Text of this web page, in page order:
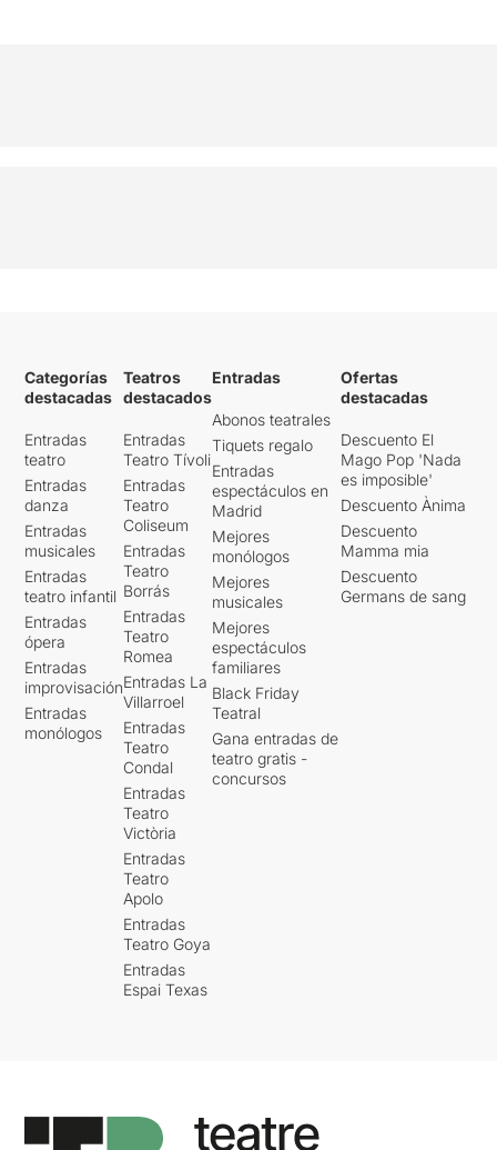
Categorías
destacadas
Entradas
teatro
Entradas
danza
Entradas
musicales
Entradas
teatro infantil
Entradas
ópera
Entradas
improvisación
Entradas
monólogos
Teatros
destacados
Entradas
Teatro Tívoli
Entradas
Teatro
Coliseum
Entradas
Teatro
Borrás
Entradas
Teatro
Romea
Entradas La
Villarroel
Entradas
Teatro
Condal
Entradas
Teatro
Victòria
Entradas
Teatro
Apolo
Entradas
Teatro Goya
Entradas
Espai Texas
Entradas
Abonos teatrales
Tiquets regalo
Entradas
espectáculos en
Madrid
Mejores
monólogos
Mejores
musicales
Mejores
espectáculos
familiares
Black Friday
Teatral
Gana entradas de
teatro gratis -
concursos
Ofertas
destacadas
Descuento El
Mago Pop 'Nada
es imposible'
Descuento Ànima
Descuento
Mamma mia
Descuento
Germans de sang